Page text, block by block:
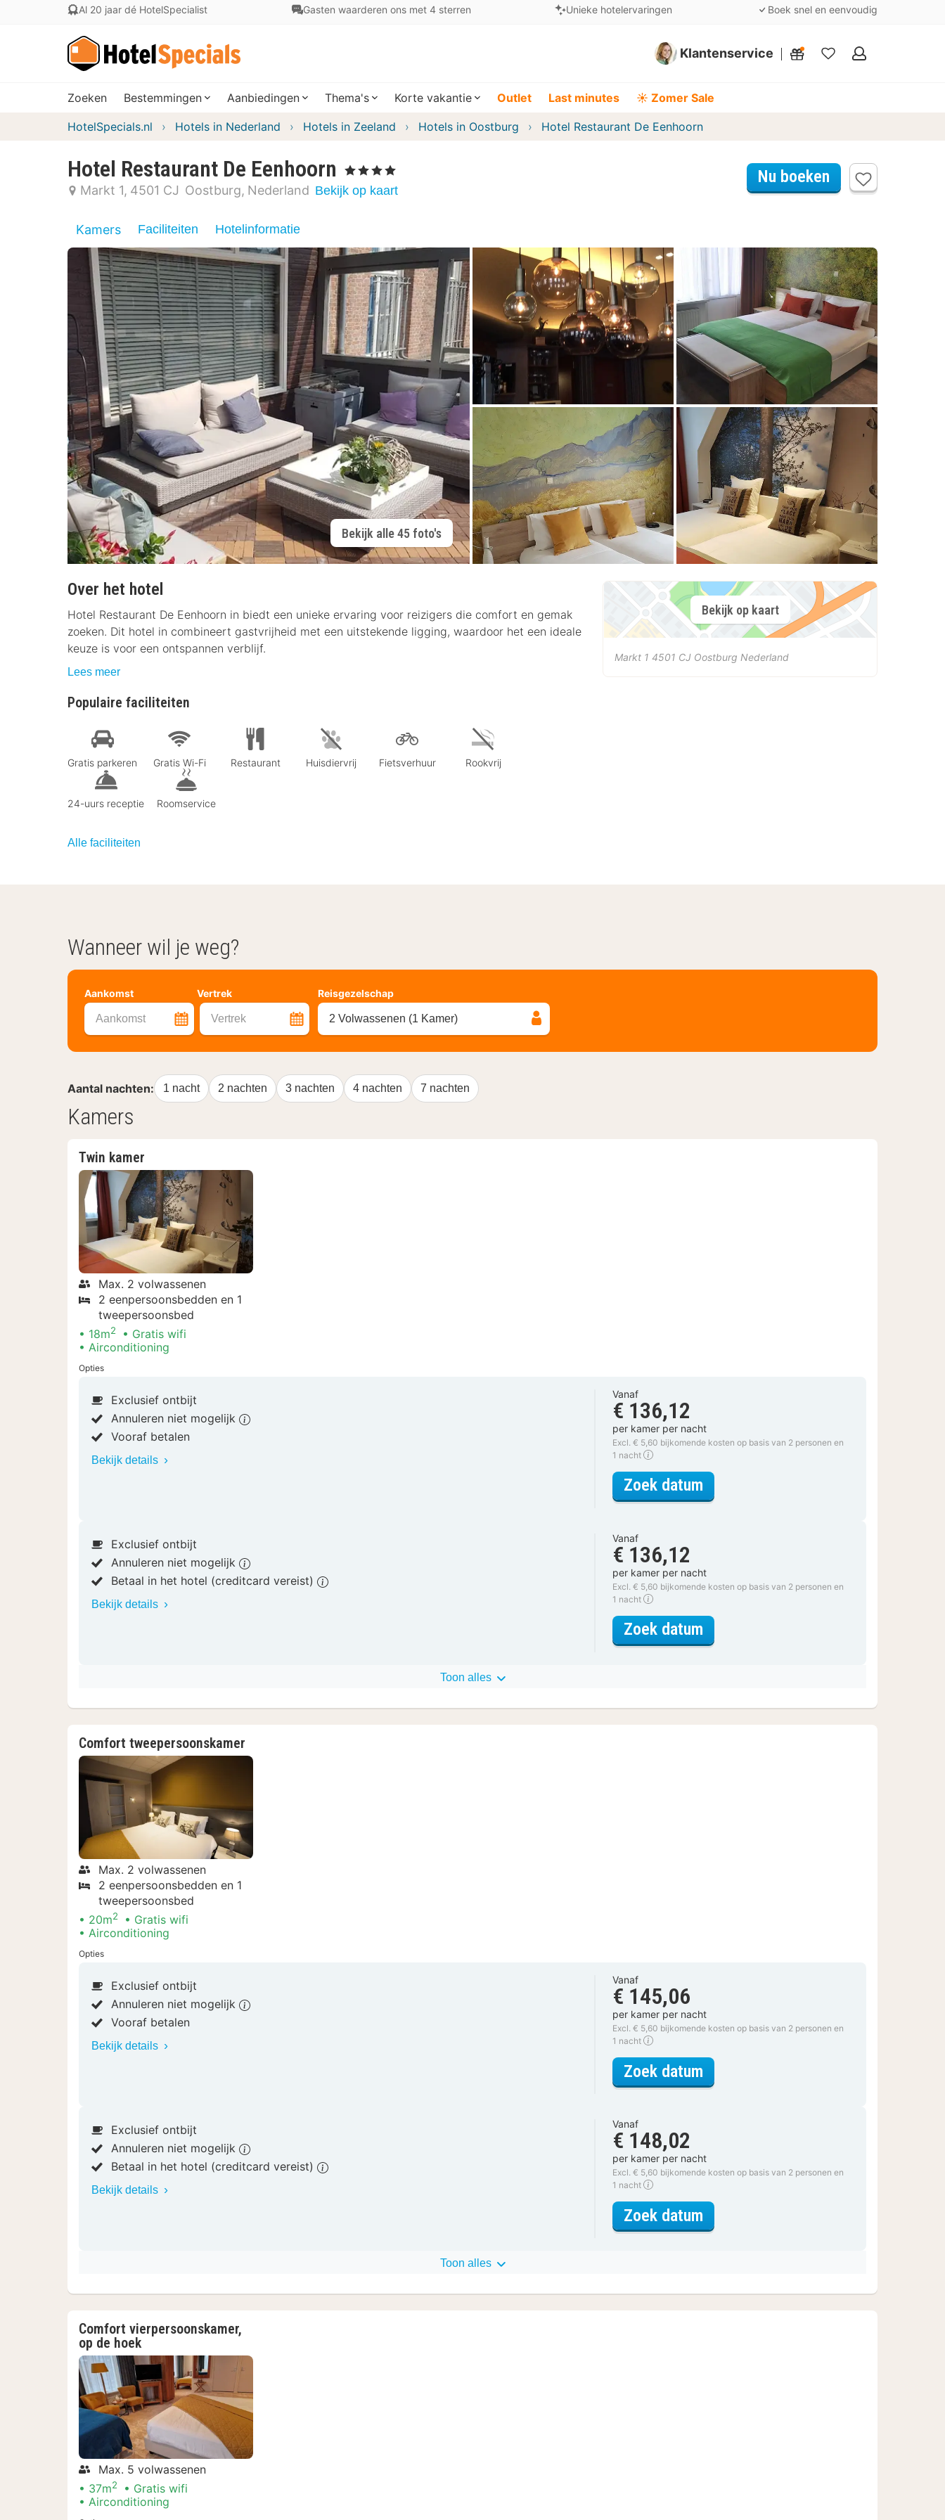
Al 20 jaar dé HotelSpecialist Gasten waarderen ons met 4 sterren Unieke hotelervaringen Boek snel en eenvoudig
Klantenservice
Mijn
Zoeken Bestemmingen Aanbiedingen Thema's Korte vakantie Outlet Last minutes ☀️ Zomer Sale
HotelSpecials.nl Hotels in Nederland Hotels in Zeeland Hotels in Oostburg Hotel Restaurant De Eenhoorn
Hotel Restaurant De Eenhoorn , 4 Sterren
Markt 1 4501 CJ Oostburg Nederland Bekijk op kaart
Nu boeken
Kamers Faciliteiten Hotelinformatie
Bekijk alle 45 foto's
Over het hotel
Hotel Restaurant De Eenhoorn in biedt een unieke ervaring voor reizigers die comfort en gemak
zoeken. Dit hotel in combineert gastvrijheid met een uitstekende ligging, waardoor het een ideale
keuze is voor een ontspannen verblijf.
Lees meer
Populaire faciliteiten
Gratis parkeren Gratis Wi-Fi Restaurant Huisdiervrij Fietsverhuur Rookvrij
24-uurs receptie Roomservice
Alle faciliteiten
Bekijk op kaart
Markt 1 4501 CJ Oostburg Nederland
Wanneer wil je weg?
Aankomst Vertrek
Aankomst Vertrek
Reisgezelschap
2 Volwassenen (1 Kamer)
Aantal nachten: 1 nacht 2 nachten 3 nachten 4 nachten 7 nachten
Kamers
Twin kamer
Max. 2 volwassenen
2 eenpersoonsbedden en 1
tweepersoonsbed
18m2
Gratis wifi
Airconditioning
Opties
Exclusief ontbijt
Annuleren niet mogelijk
Vooraf betalen
Bekijk details
Vanaf
€ 136,12
per kamer per nacht
Excl. € 5,60 bijkomende kosten op basis van 2 personen en
1 nacht
Zoek datum
Exclusief ontbijt
Annuleren niet mogelijk
Betaal in het hotel (creditcard vereist)
Bekijk details
Vanaf
€ 136,12
per kamer per nacht
Excl. € 5,60 bijkomende kosten op basis van 2 personen en
1 nacht
Zoek datum
Toon alles
Comfort tweepersoonskamer
Max. 2 volwassenen
2 eenpersoonsbedden en 1
tweepersoonsbed
20m2
Gratis wifi
Airconditioning
Opties
Exclusief ontbijt
Annuleren niet mogelijk
Vooraf betalen
Bekijk details
Vanaf
€ 145,06
per kamer per nacht
Excl. € 5,60 bijkomende kosten op basis van 2 personen en
1 nacht
Zoek datum
Exclusief ontbijt
Annuleren niet mogelijk
Betaal in het hotel (creditcard vereist)
Bekijk details
Vanaf
€ 148,02
per kamer per nacht
Excl. € 5,60 bijkomende kosten op basis van 2 personen en
1 nacht
Zoek datum
Toon alles
Comfort vierpersoonskamer,
op de hoek
Max. 5 volwassenen
37m2
Gratis wifi
Airconditioning